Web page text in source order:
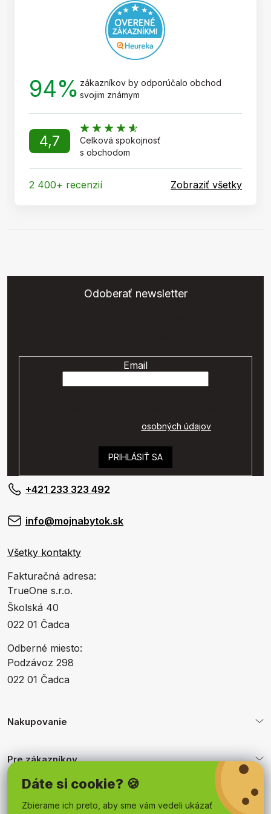
Dáte si cookie? 🍪
Zbierame ich preto, aby sme vám vedeli ukázať
94% zákazníkov by odporúčalo obchod
svojim známym
4,7
Celková spokojnosť
s obchodom
2 400+ recenzií Zobraziť všetky
Odoberať newsletter
Email
osobných údajov.
PRIHLÁSIŤ SA
+421 233 323 492
info@mojnabytok.sk
Všetky kontakty
Fakturačná adresa:
TrueOne s.r.o.
Školská 40
022 01 Čadca
Odberné miesto:
Podzávoz 298
022 01 Čadca
Nakupovanie
Pre zákazníkov